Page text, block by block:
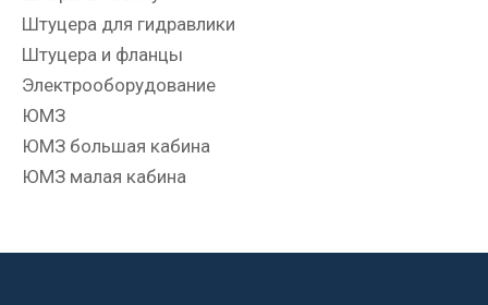
Штуцера для гидравлики
Штуцера и фланцы
Электрооборудование
ЮМЗ
ЮМЗ большая кабина
ЮМЗ малая кабина